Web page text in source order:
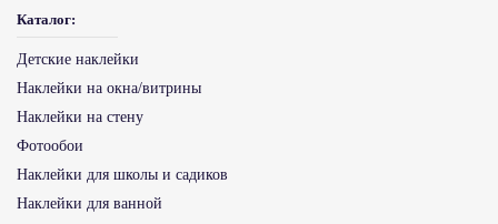
Каталог:
Детские наклейки
Наклейки на окна/витрины
Наклейки на стену
Фотообои
Наклейки для школы и садиков
Наклейки для ванной